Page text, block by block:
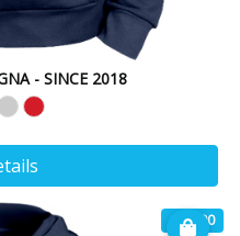
- SINCE 2018
€ 32.90